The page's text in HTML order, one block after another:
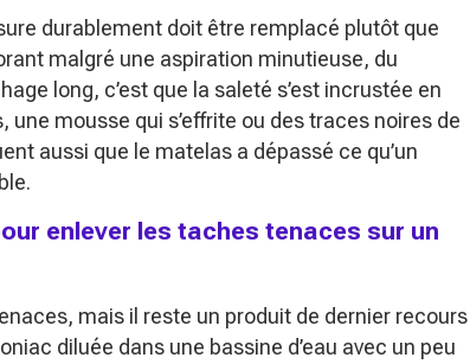
durablement doit être remplacé plutôt que
malgré une aspiration minutieuse, du
long, c’est que la saleté s’est incrustée en
mousse qui s’effrite ou des traces noires de
aussi que le matelas a dépassé ce qu’un
enlever les taches tenaces sur un
mais il reste un produit de dernier recours
diluée dans une bassine d’eau avec un peu